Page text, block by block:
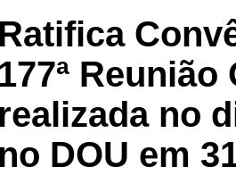
Ratifica
177ª
realizada no
no DOU em